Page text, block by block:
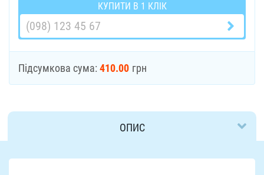
КУПИТИ В 1 КЛІК
Підсумкова сума: 410.00 грн
ОПИС
ДОСТАВКА